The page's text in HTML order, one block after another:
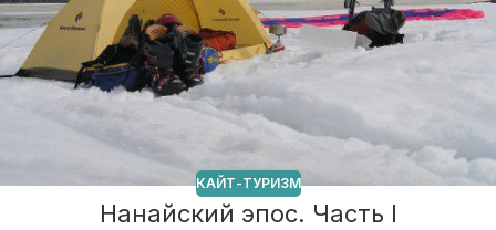
КАЙТ-ТУРИЗМ
Нанайский эпос. Часть I